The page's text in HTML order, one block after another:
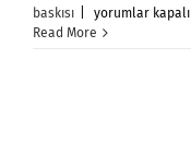
baskısı
Ekran
Silme
yorumlar kapalı
Read More